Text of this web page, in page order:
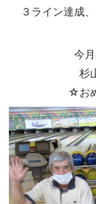
３ライン達成
今
杉
☆お